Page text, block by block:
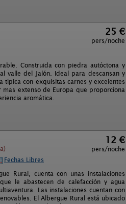
25 €
pers/noche
Construida con piedra autóctona y
valle del Jalón. Ideal para descansan y
típica con exquisitas carnes y excelentes
extenso de Europa que proporciona
aromática.
12 €
pers/noche
Fechas Libres
Rural, cuenta con unas instalaciones
le abastecen de calefacción y agua
Las instalaciones cuentan con
El Albergue Rural está ubicado